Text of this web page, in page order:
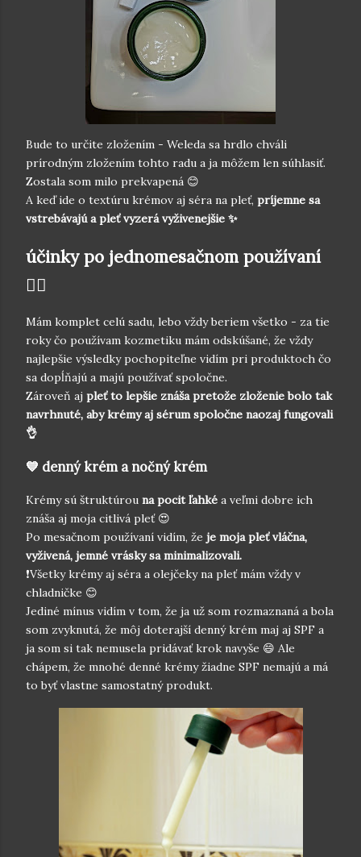
Bude to určite zložením - Weleda sa hrdlo chváli
prírodným zložením tohto radu a ja môžem len súhlasiť.
Zostala som milo prekvapená 😊
A keď ide o textúru krémov aj séra na pleť, príjemne sa
vstrebávajú a pleť vyzerá vyživenejšie ✨
účinky po jednomesačnom používaní
💆‍♀️
Mám komplet celú sadu, lebo vždy beriem všetko - za tie
roky čo používam kozmetiku mám odskúšané, že vždy
najlepšie výsledky pochopiteľne vidím pri produktoch čo
sa dopĺňajú a majú používať spoločne.
Zároveň aj pleť to lepšie znáša pretože zloženie bolo tak
navrhnuté, aby krémy aj sérum spoločne naozaj fungovali
👌
💙 denný krém a nočný krém
Krémy sú štruktúrou na pocit ľahké a veľmi dobre ich
znáša aj moja citlivá pleť 😍
Po mesačnom používaní vidím, že je moja pleť vláčna,
vyživená, jemné vrásky sa minimalizovali.
❗Všetky krémy aj séra a olejčeky na pleť mám vždy v
chladničke 😊
Jediné mínus vidím v tom, že ja už som rozmaznaná a bola
som zvyknutá, že môj doterajší denný krém maj aj SPF a
ja som si tak nemusela pridávať krok navyše 😄 Ale
chápem, že mnohé denné krémy žiadne SPF nemajú a má
to byť vlastne samostatný produkt.